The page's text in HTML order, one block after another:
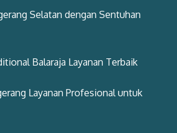
Selatan dengan Sentuhan
Balaraja Layanan Terbaik
Layanan Profesional untuk